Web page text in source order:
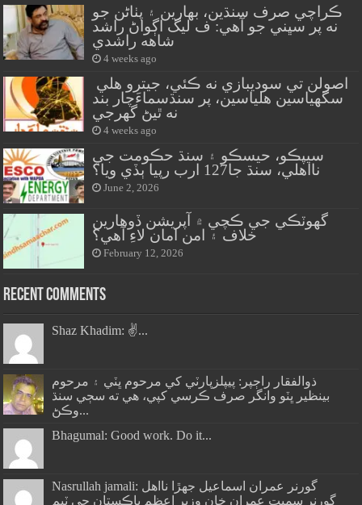
ڪراچي صرف سنڌين، بهارين ۽ پٺاڻن جو
نه پر سڀني جو آهي: ف ليگ اڳواڻ راشد
شاهه راشدي
4 weeks ago
سگهياسين هلياسين، پر سنڌسماءَچار بند
نه ٿيڻ گهرجي
4 weeks ago
سيپڪو، حيسڪو ۽ سنڌ حڪومت جي
نااهلي، سنڌ جا127 ارب رپيا ٻڏي ويا؟
June 2, 2026
گهوٽڪي جي ڪچي ۾ آپريشن ڏوهارين
خلاف ۽ امن امان لاءِ آهي؟
February 12, 2026
Recent Comments
Shaz Khadim: ✌️...
ذوالفقار راڄپر: پيپلزپارٽي کي مرحوم ڀٽي ۽ مرحوم
بينظير ڀٽو وانگر صرف ڪرسي کپي، هي ته سڄي سنڌ
وڪڻ...
Bhagumal: Good work. Do it...
Nasrullah jamali: گورنر عمران اسماعيل جھڙا نااهل
گورنر سميت عمران خان وزير اعظم پاڪستان جي ٽيم